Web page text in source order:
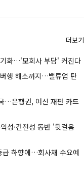
더보기
화…'모회사 부담' 커진다
행 해소까지…밸류업 탄
…은행권, 여신 재편 카드
성·건전성 동반 '뒷걸음
급 하향에…회사채 수요예